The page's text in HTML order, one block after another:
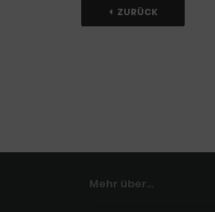
ZURÜCK
Mehr über...